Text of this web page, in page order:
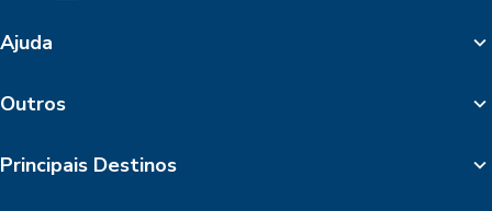
Ajuda
Outros
Principais Destinos